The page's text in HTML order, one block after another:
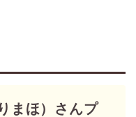
まほ）さんプ